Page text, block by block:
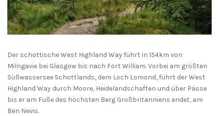
Der schottische West Highland Way führt in 154km von
Milngavie bei Glasgow bis nach Fort William. Vorbei am größten
Süßwassersee Schottlands, dem Loch Lomond, führt der West
Highland Way durch Moore, Heidelandschaften und über Pässe
bis er am Fuße des höchsten Berg Großbritanniens endet, am
Ben Nevis.